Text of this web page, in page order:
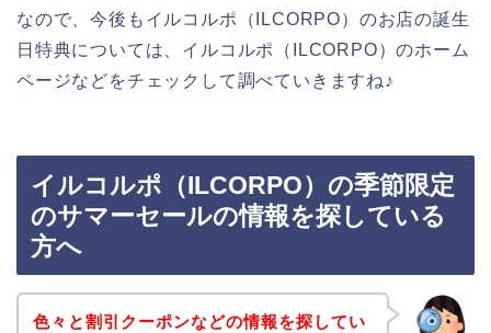
なので、今後もイルコルポ（ILCORPO）のお店の誕生
日特典については、イルコルポ（ILCORPO）のホーム
ページなどをチェックして調べていきますね♪
イルコルポ（ILCORPO）の季節限定
のサマーセールの情報を探している
方へ
色々と割引クーポンなどの情報を探してい